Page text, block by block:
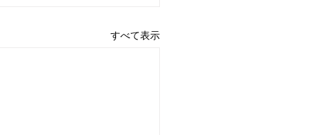
すべて表示